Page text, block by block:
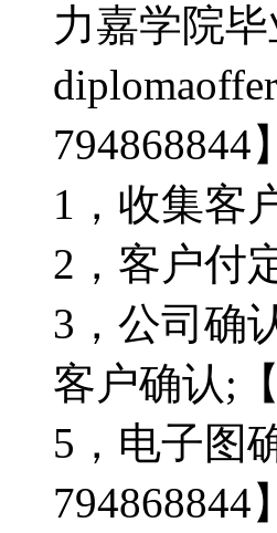
力嘉学院毕
794868844】
1，收集客
2，客户付
3，公司确
客户确认;
5，电子图
794868844】